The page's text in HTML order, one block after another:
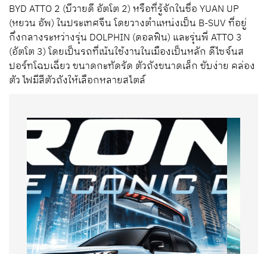
BYD ATTO 2 (บีวายดี อัตโต 2) หรือที่รู้จักในชื่อ YUAN UP
(หยวน อัพ) ในประเทศจีน โดยวางตำแหน่งเป็น B-SUV ที่อยู่
กึ่งกลางระหว่างรุ่น DOLPHIN (ดอลฟิน) และรุ่นพี่ ATTO 3
(อัตโต 3) โดยเป็นรถที่เน้นใช้งานในเมืองเป็นหลัก ดีไซจ์นส
ปอร์ทโฉบเฉี่ยว ขนาดกะทัดรัด ตัวถังขนาดเล็ก ขับง่าย คล่อง
ตัว ไฟมีสีตัวถังให้เลือกหลายสไตล์